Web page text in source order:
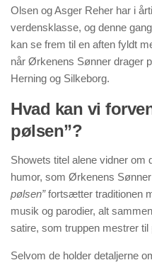
Olsen og Asger Reher har i
verdensklasse, og denne
kan se frem til en aften fyldt
når Ørkenens Sønner drager
Herning og Silkeborg.
Hvad kan vi
pølsen”?
Showets titel alene vidner om
humor, som Ørkenens
pølsen”fortsætter traditionen
musik og parodier, alt
satire, som truppen mestrer til
Selvom de holder detaljerne